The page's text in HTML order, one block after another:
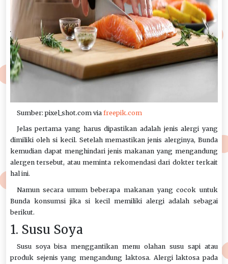
Sumber: pixel_shot.com via freepik.com
Jelas pertama yang harus dipastikan adalah jenis alergi yang
dimiliki oleh si kecil. Setelah memastikan jenis alerginya, Bunda
kemudian dapat menghindari jenis makanan yang mengandung
alergen tersebut, atau meminta rekomendasi dari dokter terkait
hal ini.
Namun secara umum beberapa makanan yang cocok untuk
Bunda konsumsi jika si kecil memiliki alergi adalah sebagai
berikut.
1. Susu Soya
Susu soya bisa menggantikan menu olahan susu sapi atau
produk sejenis yang mengandung laktosa. Alergi laktosa pada